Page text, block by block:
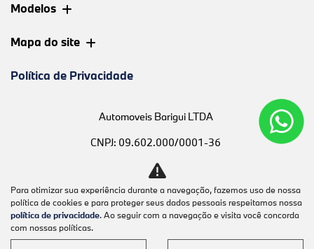
Modelos
Mapa do site
Política de Privacidade
Automoveis Barigui LTDA
CNPJ: 09.602.000/0001-36
Desacelere. Seu bem maior é a
vida.
Para otimizar sua experiência durante a navegação, fazemos uso de nossa
política de cookies e para proteger seus dados pessoais respeitamos nossa
política de privacidade. Ao seguir com a navegação e visita você concorda
com nossas políticas.